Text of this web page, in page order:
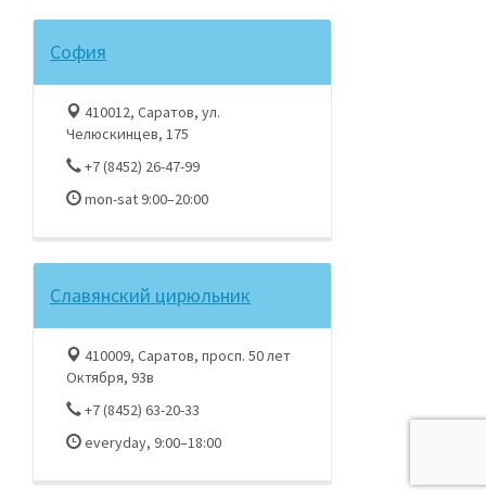
София
410012, Саратов, ул.
Челюскинцев, 175
+7 (8452) 26-47-99
mon-sat 9:00–20:00
Славянский цирюльник
410009, Саратов, просп. 50 лет
Октября, 93в
+7 (8452) 63-20-33
everyday, 9:00–18:00